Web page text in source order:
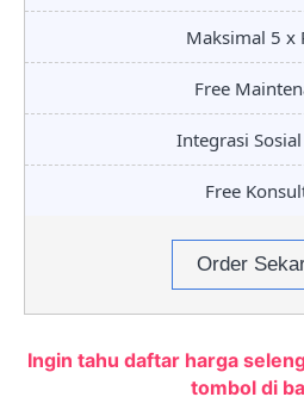
Maksimal 5 x
Free
Integrasi
Free
Order
Ingin tahu daftar harga
tombol di